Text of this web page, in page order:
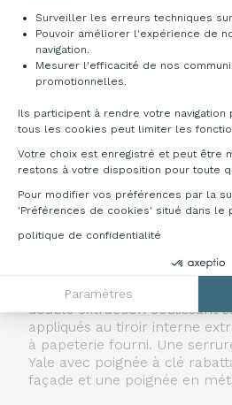
Surveiller les erreurs techniques
Pouvoir améliorer l'expérience de
navigation.
Mesurer l'efficacité de nos
promotionnelles.
Ils participent à rendre votre navigation
tous les cookies peut limiter les
Votre choix est enregistré et peut être
restons à votre disposition pour toute
Pour modifier vos préférences par la
'Préférences de cookies' situé dans le
politique de confidentialité
Paramètres
Axeptio
mélamine (densité 620Kg/mc.
émission de formaldéhyde
classe de réaction au feu 2)
périmètre d'ABS solide et
polyuréthanes, recouverts de
avec à l'intérieur un tapis
Sur le pourtour, ils sont finis
blanc ou noir. Ils sont fixés
épais. 5 mm peints avec des
Caisson vertical :
Il est réalisé en mélamine
nivellement appliqués sur
structure électrique. Des
double extraction coulissant
appliqués au tiroir interne
à papeterie fourni. Une
Yale avec poignée à clé
façade et une poignée en